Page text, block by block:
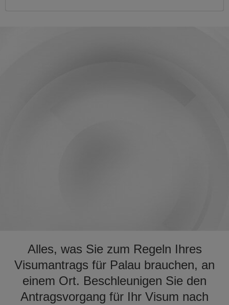
Alles, was Sie zum Regeln Ihres
Visumantrags für Palau brauchen, an
einem Ort. Beschleunigen Sie den
Antragsvorgang für Ihr Visum nach